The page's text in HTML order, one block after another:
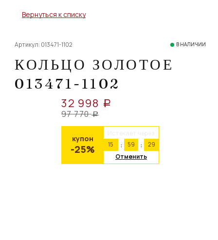
Вернуться к списку
Артикул: 013471-1102 В НАЛИЧИИ
КОЛЬЦО ЗОЛОТОЕ
013471-1102
32 998 a
97 770 a
купон
-25%
15
59
29
Отменить